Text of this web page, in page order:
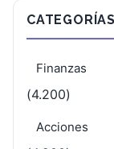
CATEGORÍAS
Finanzas
(4.200)
Acciones